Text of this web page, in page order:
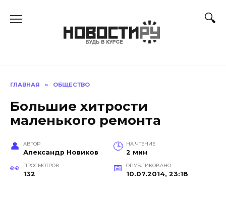
ГЛАВНАЯ » ОБЩЕСТВО
Большие хитрости
маленького ремонта
АВТОР
Александр Новиков
НА ЧТЕНИЕ
2 мин
ПРОСМОТРОВ
132
ОПУБЛИКОВАНО
10.07.2014, 23:18